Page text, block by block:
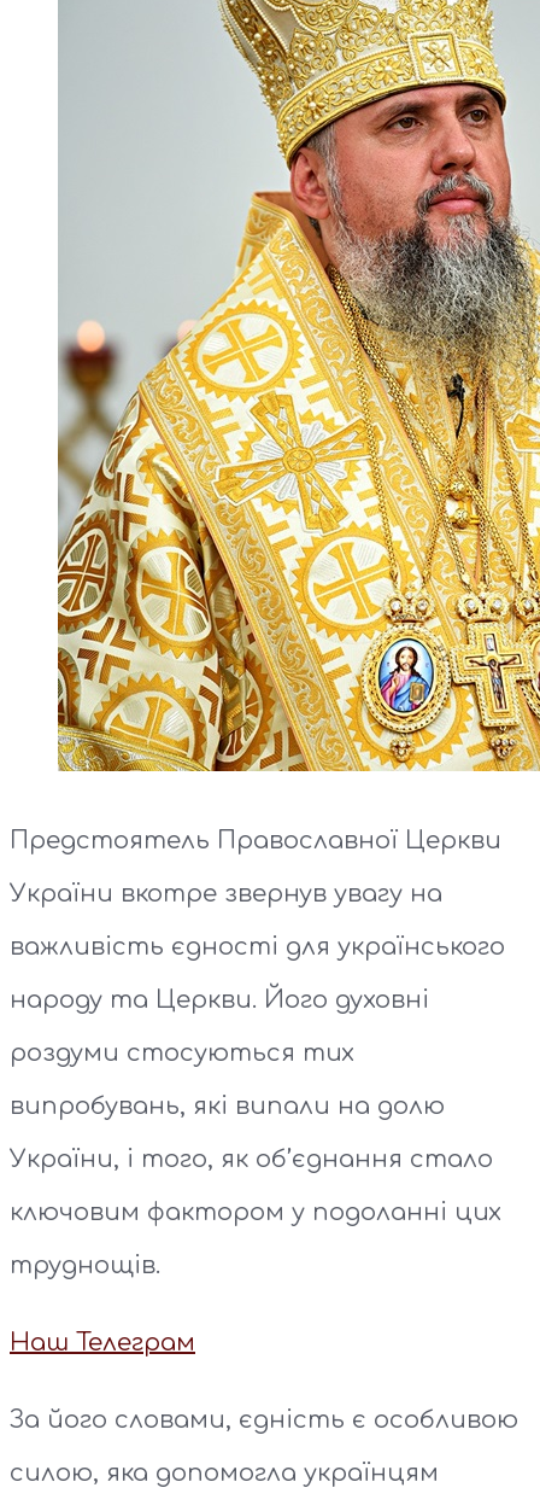
Предстоятель Православної Церкви
України вкотре звернув увагу на
важливість єдності для українського
народу та Церкви. Його духовні
роздуми стосуються тих
випробувань, які випали на долю
України, і того, як об’єднання стало
ключовим фактором у подоланні цих
труднощів.
Наш Телеграм
За його словами, єдність є особливою
силою, яка допомогла українцям